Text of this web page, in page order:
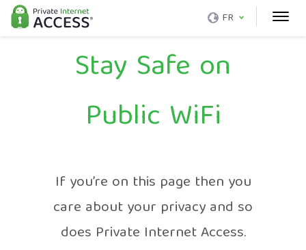
FR
Stay Safe on
Public WiFi
If you’re on this page then you
care about your privacy and so
does Private Internet Access.